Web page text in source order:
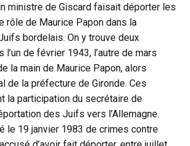
ministre de Giscard faisait déporter les
rôle de Maurice Papon dans la
bordelais. On y trouve deux
l’un de février 1943, l’autre de mars
la main de Maurice Papon, alors
de la préfecture de Gironde. Ces
la participation du secrétaire de
des Juifs vers l’Allemagne.
le 19 janvier 1983 de crimes contre